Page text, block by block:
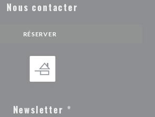
Nous contacter
RÉSERVER
Newsletter *